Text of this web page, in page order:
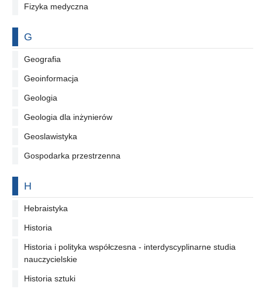
Fizyka medyczna
Na literę
G
Geografia
Geoinformacja
Geologia
Geologia dla inżynierów
Geoslawistyka
Gospodarka przestrzenna
Na literę
H
Hebraistyka
Historia
Historia i polityka współczesna - interdyscyplinarne studia
nauczycielskie
Historia sztuki